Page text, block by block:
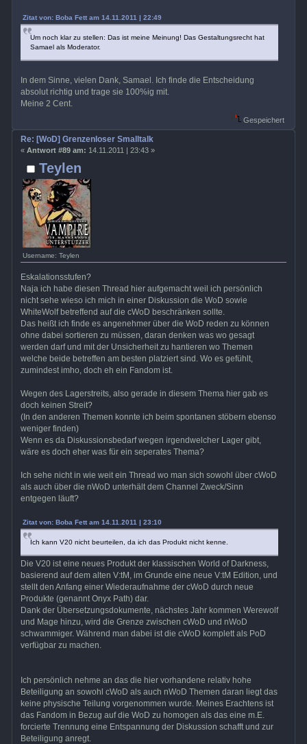
Zitat von: Boba Fett am 14.11.2011 | 22:49
Um noch klar zu stellen: Das ist meine Meinung! Das Gestaltungsrecht hat
Samael als Moderator.
In dem Sinne, vielen Dank, Samael. Ich finde die Entscheidung
absolut richtig und trage sie 100%ig mit.
Meine 2 Cent.
Gespeichert
Teylen
Username: Teylen
Re: [WoD] Grenzenloser Smalltalk
« Antwort #89 am: 14.11.2011 | 23:43 »
Eskalationsstufen?
Naja ich habe diesen Thread hier aufgemacht weil ich persönlich
nicht sehe wieso ich mich in einer Diskussion die WoD sowie
WhiteWolf betreffend auf die cWoD beschränken sollte.
Das heißt ich finde es angenehmer über die WoD reden zu können
ohne dabei sortieren zu müssen, daran denken was wo gesagt
werden darf und mit der Unsicherheit zu hantieren wo Themen
welche beide betreffen am besten platziert sind. Wo es gefühlt,
zumindest imho, doch eh ein Fandom ist.
Wegen des Lagerstreits, also gerade in diesem Thema hier gab es
doch keinen Streit?
(In den anderen Themen konnte ich beim spontanen stöbern ebenso
weniger finden)
Wenn es da Diskussionsbedarf wegen irgendwelcher Lager gibt,
wäre es doch eher was für ein seperates Thema?
Ich sehe nicht in wie weit ein Thread wo man sich sowohl über cWoD
als auch über die nWoD unterhält dem Channel Zweck/Sinn
entgegen läuft?
Zitat von: Boba Fett am 14.11.2011 | 23:10
Ich kann V20 nicht beurteilen, da ich das Produkt nicht kenne.
Die V20 ist eine neues Produkt der klassischen World of Darkness,
basierend auf dem alten V:tM, im Grunde eine neue V:tM Edition, und
stellt den Anfang einer Wiederaufnahme der cWoD durch neue
Produkte (genannt Onyx Path) dar.
Dank der Übersetzungsdokumente, nächstes Jahr kommen Werewolf
und Mage hinzu, wird die Grenze zwischen cWoD und nWoD
schwammiger. Während man dabei ist die cWoD komplett als PoD
verfügbar zu machen.
Ich persönlich nehme an das die hier vorhandene relativ hohe
Beteiligung an sowohl cWoD als auch nWoD Themen daran liegt das
keine physische Teilung vorgenommen wurde. Meines Erachtens ist
das Fandom in Bezug auf die WoD zu homogen als das eine m.E.
forcierte Trennung eine Entspannung der Diskussion schafft und zur
Beteiligung anregt.